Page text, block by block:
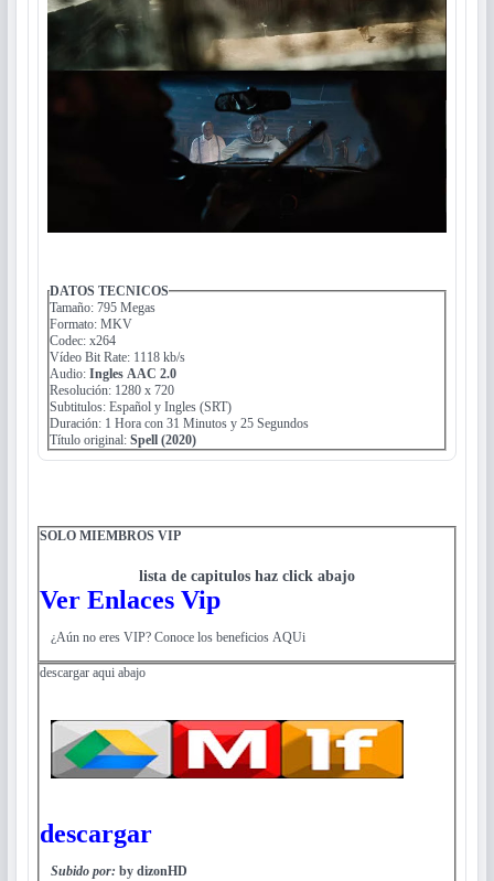
DATOS TECNICOS
Tamaño: 795 Megas
Formato: MKV
Codec: x264
Vídeo Bit Rate: 1118 kb/s
Audio: Ingles AAC 2.0
Resolución: 1280 x 720
Subtitulos: Español y Ingles (SRT)
Duración: 1 Hora con 31 Minutos y 25 Segundos
Título original: Spell (2020)
SOLO MIEMBROS VIP
lista de capitulos haz click abajo
Ver Enlaces Vip
¿Aún no eres VIP? Conoce los beneficios AQUi
descargar aqui abajo
descargar
Subido por: by dizonHD